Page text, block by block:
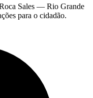
Sales — Rio Grande
para o cidadão.